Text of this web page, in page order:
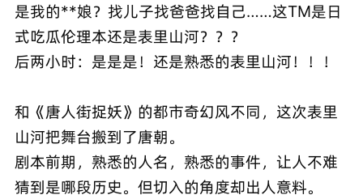
是我的**娘？找儿子找爸爸找自己……这TM是日
式吃瓜伦理本还是表里山河？？？
后两小时：是是是！还是熟悉的表里山河！！！
和《唐人街捉妖》的都市奇幻风不同，这次表里
山河把舞台搬到了唐朝。
剧本前期，熟悉的人名，熟悉的事件，让人不难
猜到是哪段历史。但切入的角度却出人意料。